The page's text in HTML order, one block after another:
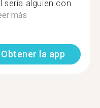
sería alguien con
más
Obtener la app